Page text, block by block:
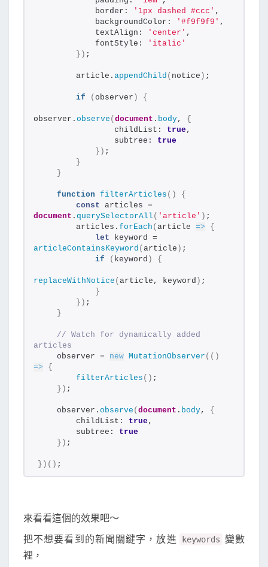
            border:
'1px dashed #ccc' ,
            backgroundColor:
'#f9f9f9' ,
            textAlign:
'center' ,
            fontStyle:
'italic'
} ) ;
        article.
appendChild ( notice ) ;
if ( observer ) {
observer. observe ( document . body, {
                childList:
true,
                subtree:
true
} ) ;
}
}
function filterArticles ( )
{
const
document . querySelectorAll ( 'article' ) ;
        articles.
forEach ( article =>
{
let
articleContainsKeyword ( article ) ;
if
( keyword ) {
replaceWithNotice ( article, keyword ) ;
}
} ) ;
}
// Watch for dynamically added
articles
    observer =
new MutationObserver ( ( )
=>
{
filterArticles ( ) ;
} ) ;
    observer.
observe ( document . body, {
        childList:
true,
        subtree:
true
} ) ;
} ) ( ) ;
來看看這個的效果吧～
把不想要看到的新聞關鍵字，放進
keywords
變數
裡，